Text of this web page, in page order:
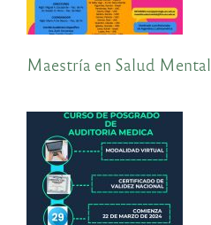
Maestría en Salud Mental